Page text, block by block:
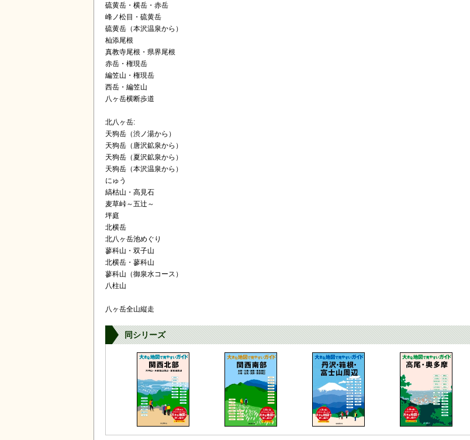
硫黄岳・横岳・赤岳
峰ノ松目・硫黄岳
硫黄岳（本沢温泉から）
杣添尾根
真教寺尾根・県界尾根
赤岳・権現岳
編笠山・権現岳
西岳・編笠山
八ヶ岳横断歩道
北八ヶ岳:
天狗岳（渋ノ湯から）
天狗岳（唐沢鉱泉から）
天狗岳（夏沢鉱泉から）
天狗岳（本沢温泉から）
にゅう
縞枯山・高見石
麦草峠～五辻～
坪庭
北横岳
北八ヶ岳池めぐり
蓼科山・双子山
北横岳・蓼科山
蓼科山（御泉水コース）
八柱山
八ヶ岳全山縦走
同シリーズ